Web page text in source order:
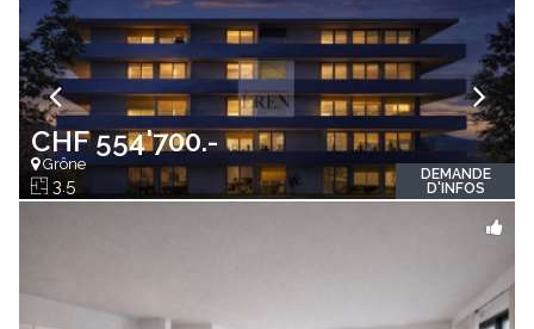
CHF 554'700.-
Grône
3.5
DEMANDE
D'INFOS